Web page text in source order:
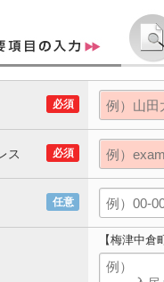
必須
必須
ス
任意
【梅津中倉